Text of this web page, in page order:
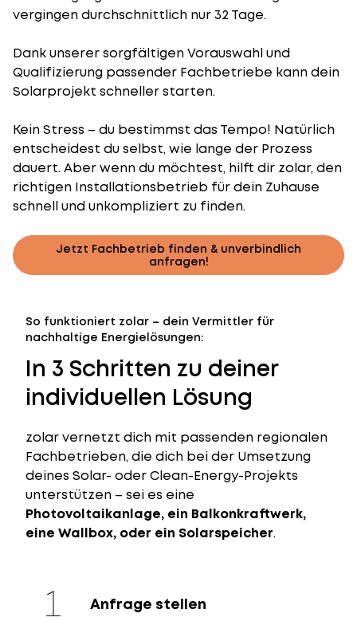
vergingen durchschnittlich nur 32 Tage.
Dank unserer sorgfältigen Vorauswahl und
Qualifizierung passender Fachbetriebe kann dein
Solarprojekt schneller starten.
Kein Stress – du bestimmst das Tempo! Natürlich
entscheidest du selbst, wie lange der Prozess
dauert. Aber wenn du möchtest, hilft dir zolar, den
richtigen Installationsbetrieb für dein Zuhause
schnell und unkompliziert zu finden.
Jetzt Fachbetrieb finden & unverbindlich
anfragen!
So funktioniert zolar – dein Vermittler für
nachhaltige Energielösungen:
In 3 Schritten zu deiner
individuellen Lösung
zolar vernetzt dich mit passenden regionalen
Fachbetrieben, die dich bei der Umsetzung
deines Solar- oder Clean-Energy-Projekts
unterstützen – sei es eine
Photovoltaikanlage, ein Balkonkraftwerk,
eine Wallbox, oder ein Solarspeicher.
Anfrage stellen